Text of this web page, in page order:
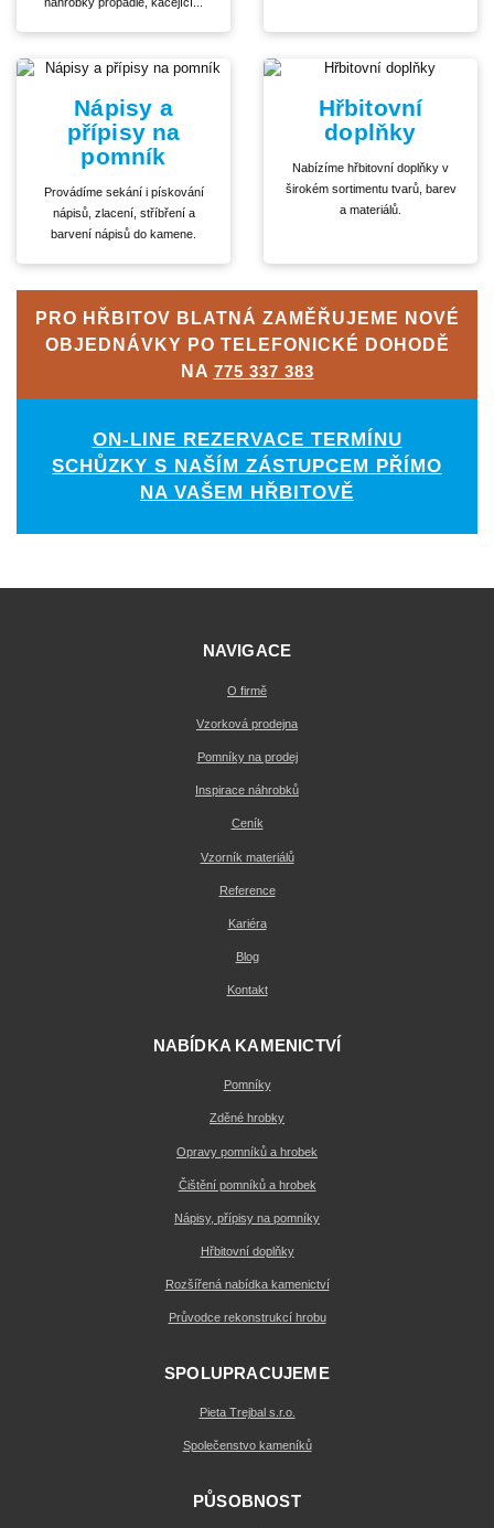
Nápisy a
přípisy na
pomník
Provádíme sekání i pískování
nápisů, zlacení, stříbření a
barvení nápisů do kamene.
Hřbitovní
doplňky
Nabízíme hřbitovní doplňky v
širokém sortimentu tvarů, barev
a materiálů.
PRO HŘBITOV BLATNÁ ZAMĚŘUJEME NOVÉ
OBJEDNÁVKY PO TELEFONICKÉ DOHODĚ
NA 775 337 383
ON-LINE REZERVACE TERMÍNU
SCHŮZKY S NAŠÍM ZÁSTUPCEM PŘÍMO
NA VAŠEM HŘBITOVĚ
NAVIGACE
O firmě
Vzorková prodejna
Pomníky na prodej
Inspirace náhrobků
Ceník
Vzorník materiálů
Reference
Kariéra
Blog
Kontakt
NABÍDKA KAMENICTVÍ
Pomníky
Zděné hrobky
Opravy pomníků a hrobek
Čištění pomníků a hrobek
Nápisy, přípisy na pomníky
Hřbitovní doplňky
Rozšířená nabídka kamenictví
Průvodce rekonstrukcí hrobu
SPOLUPRACUJEME
Pieta Trejbal s.r.o.
Společenstvo kameníků
PŮSOBNOST